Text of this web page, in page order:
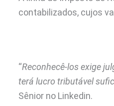
contabilizados, cujos
“Reconhecê-los exige
terá lucro tributável
Sênior no Linkedin.